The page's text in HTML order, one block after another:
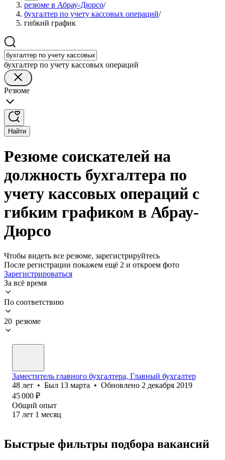
резюме в Абрау-Дюрсо/
бухгалтер по учету кассовых операций/
гибкий график
бухгалтер по учету кассовых операций
Резюме
Найти
Резюме соискателей на
должность бухгалтера по
учету кассовых операций с
гибким графиком в Абрау-
Дюрсо
Чтобы видеть все резюме, зарегистрируйтесь
После регистрации покажем ещё 2 и откроем фото
Зарегистрироваться
За всё время
По соответствию
20 резюме
Заместитель главного бухгалтера, Главный бухгалтер
48 лет • Был 13 марта • Обновлено 2 декабря 2019
45 000 ₽
Общий опыт
17 лет 1 месяц
Быстрые фильтры подбора вакансий